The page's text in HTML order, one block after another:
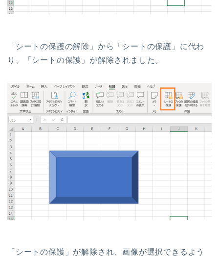
「シートの保護の解除」から「シートの保護」に代わ
り、「シートの保護」が解除されました。
「シートの保護」が解除され、画像が選択できるよう